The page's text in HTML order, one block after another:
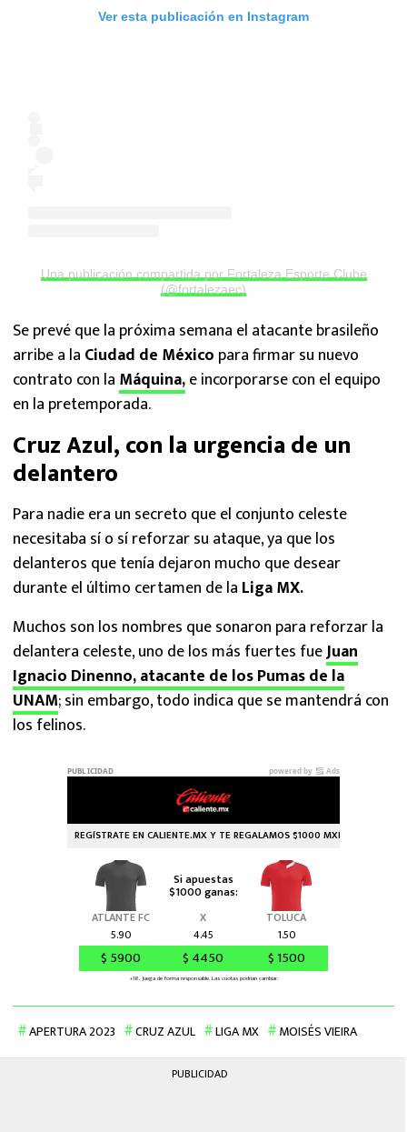
Ver esta publicación en Instagram
Una publicación compartida por Fortaleza Esporte Clube
(@fortalezaec)
Se prevé que la próxima semana el atacante brasileño
arribe a la Ciudad de México para firmar su nuevo
contrato con la Máquina,e incorporarse con el equipo
en la pretemporada.
Cruz Azul, con la urgencia de un
delantero
Para nadie era un secreto que el conjunto celeste
necesitaba sí o sí reforzar su ataque, ya que los
delanteros que tenía dejaron mucho que desear
durante el último certamen de la Liga MX.
Muchos son los nombres que sonaron para reforzar la
delantera celeste, uno de los más fuertes fueJuan
Ignacio Dinenno, atacante de los Pumas de la
UNAM; sin embargo, todo indica que se mantendrá con
los felinos.
APERTURA 2023 CRUZ AZUL LIGA MX MOISÉS VIEIRA
PUBLICIDAD